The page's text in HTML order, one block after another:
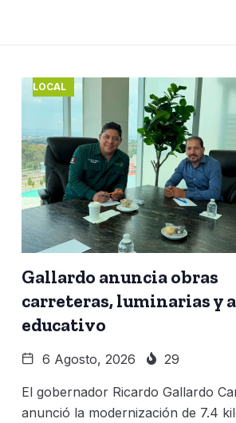
LOCAL
Gallardo anuncia obras
carreteras, luminarias y
educativo
6 Agosto, 2026 29
El gobernador Ricardo Gallardo
anunció la modernización de 7.4